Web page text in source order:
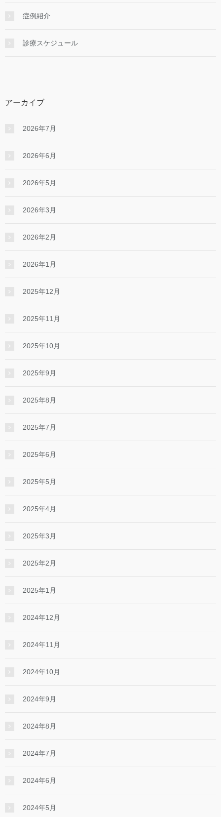
症例紹介
診療スケジュール
アーカイブ
2026年7月
2026年6月
2026年5月
2026年3月
2026年2月
2026年1月
2025年12月
2025年11月
2025年10月
2025年9月
2025年8月
2025年7月
2025年6月
2025年5月
2025年4月
2025年3月
2025年2月
2025年1月
2024年12月
2024年11月
2024年10月
2024年9月
2024年8月
2024年7月
2024年6月
2024年5月